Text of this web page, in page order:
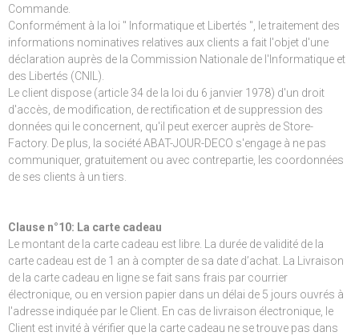
Commande.
Conformément à la loi " Informatique et Libertés ", le traitement des
informations nominatives relatives aux clients a fait l'objet d'une
déclaration auprès de la Commission Nationale de l'Informatique et
des Libertés (CNIL).
Le client dispose (article 34 de la loi du 6 janvier 1978) d'un droit
d'accès, de modification, de rectification et de suppression des
données qui le concernent, qu'il peut exercer auprès de Store-
Factory. De plus, la société ABAT-JOUR-DECO s'engage à ne pas
communiquer, gratuitement ou avec contrepartie, les coordonnées
de ses clients à un tiers.
Clause n°10: La carte cadeau
Le montant de la carte cadeau est libre. La durée de validité de la
carte cadeau est de 1 an à compter de sa date d’achat. La Livraison
de la carte cadeau en ligne se fait sans frais par courrier
électronique, ou en version papier dans un délai de 5 jours ouvrés à
l'adresse indiquée par le Client. En cas de livraison électronique, le
Client est invité à vérifier que la carte cadeau ne se trouve pas dans